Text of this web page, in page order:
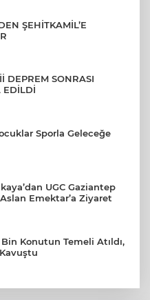
ŞEHİTKAMİL’E
DEPREM SONRASI
EDİLDİ
Sporla Geleceğe
UGC Gaziantep
Emektar’a Ziyaret
Konutun Temeli Atıldı,